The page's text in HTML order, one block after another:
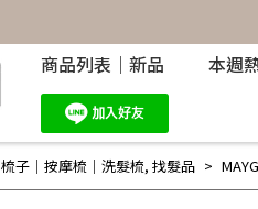
商品列表｜新品 本週
梳子｜按摩梳｜洗髮梳, 找髮品